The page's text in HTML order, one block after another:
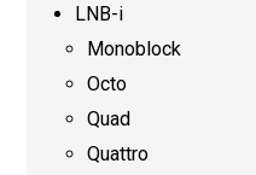
LNB-i
Monoblock
Octo
Quad
Quattro